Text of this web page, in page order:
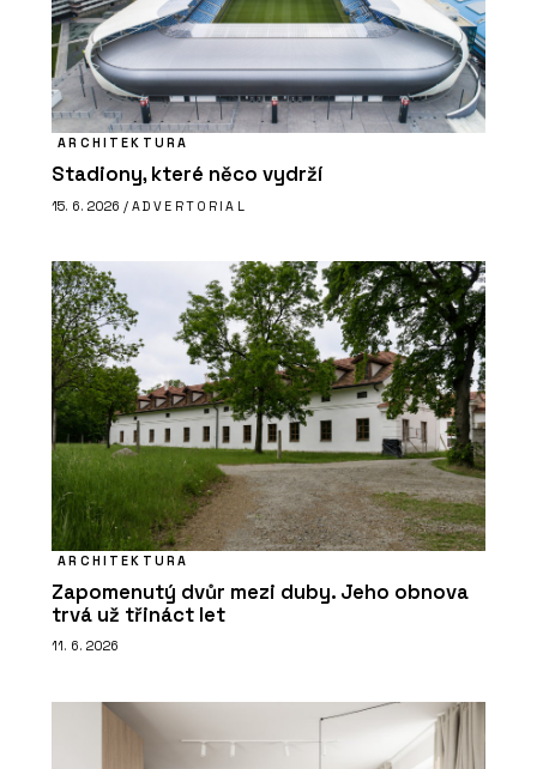
ARCHITEKTURA
Stadiony, které něco vydrží
15. 6. 2026 / ADVERTORIAL
ARCHITEKTURA
Zapomenutý dvůr mezi duby. Jeho obnova
trvá už třináct let
11. 6. 2026